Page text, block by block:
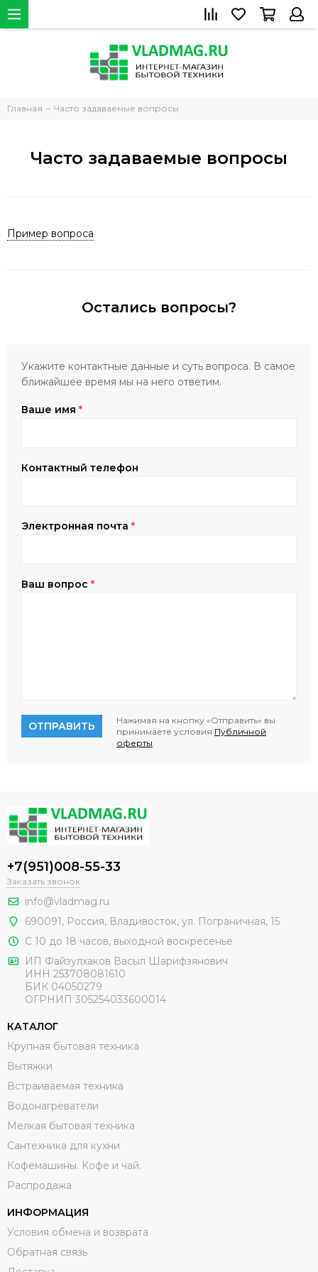
Главная Часто задаваемые вопросы
Часто задаваемые вопросы
Пример вопроса
Остались вопросы?
Укажите контактные данные и суть вопроса. В самое
ближайшее время мы на него ответим.
Ваше имя *
Контактный телефон
Электронная почта *
Ваш вопрос *
ОТПРАВИТЬ
Нажимая на кнопку «Отправить» вы
принимаете условия Публичной
оферты
+7(951)008-55-33
Заказать звонок
info@vladmag.ru
690091, Россия, Владивосток, ул. Пограничная, 15
С 10 до 18 часов, выходной воскресенье
ИП Файзулхаков Васыл Шарифзянович
ИНН 253708081610
БИК 04050279
ОГРНИП 305254033600014
КАТАЛОГ
Крупная бытовая техника
Вытяжки
Встраиваемая техника
Водонагреватели
Мелкая бытовая техника
Сантехника для кухни
Кофемашины. Кофе и чай.
Распродажа
ИНФОРМАЦИЯ
Условия обмена и возврата
Обратная связь